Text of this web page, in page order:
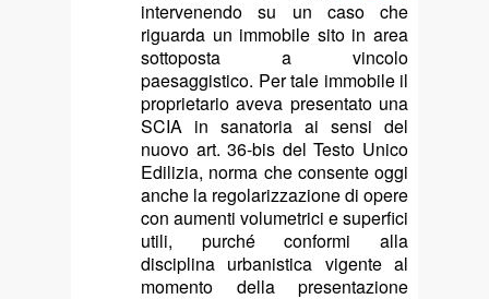
intervenendo su un caso che
riguarda un immobile sito in area
sottoposta a vincolo
paesaggistico. Per tale immobile il
proprietario aveva presentato una
SCIA in sanatoria ai sensi del
nuovo art. 36-bis del Testo Unico
Edilizia, norma che consente oggi
anche la regolarizzazione di opere
con aumenti volumetrici e superfici
utili, purché conformi alla
disciplina urbanistica vigente al
momento della presentazione